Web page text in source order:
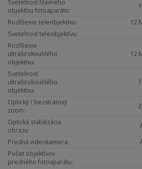
Svetelnosť hlavného
objektívu fotoaparátu:
Rozlíšenie teleobjektívu:
12
Svetelnosť teleobjektívu:
Rozlíšenie
ultraširokouhlého
objektívu:
12
Svetelnosť
ultraširokouhlého
objektívu:
Optický / bezstratový
zoom:
Optická stabilizácia
obrazu:
Predná videokamera:
Počet objektívov
predného fotoaparátu: